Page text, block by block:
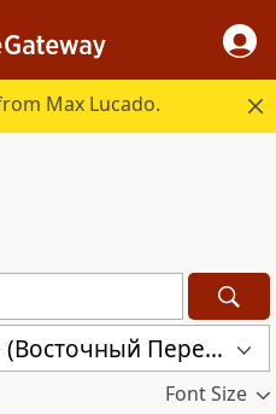
Max Lucado.
Священное Писание (Восточный Перевод) (CARS)
Font Size